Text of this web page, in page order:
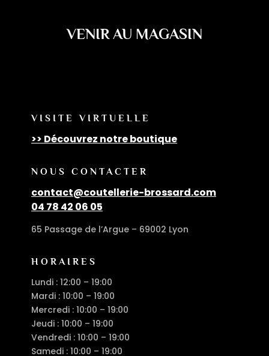
VENIR AU MAGASIN
VISITE VIRTUELLE
>> Découvrez notre boutique
NOUS CONTACTER
contact@coutellerie-brossard.com
04 78 42 06 05
65 Passage de l’Argue – 69002 Lyon
HORAIRES
Lundi : 12:00 – 19:00
Mardi : 10:00 – 19:00
Mercredi : 10:00 – 19:00
Jeudi : 10:00 – 19:00
Vendredi : 10:00 – 19:00
Samedi : 10:00 – 19:00